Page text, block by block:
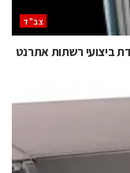
‫צב"ד‬